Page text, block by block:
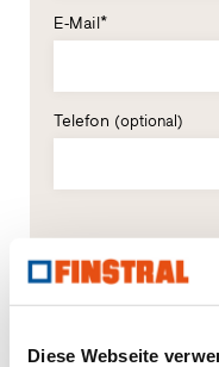
Diese Webseite
E-Mail*
Telefon (optional)